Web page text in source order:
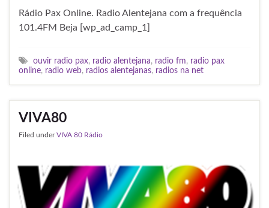
Rádio Pax Online. Radio Alentejana com a frequência
101.4FM Beja [wp_ad_camp_1]
ouvir radio pax, radio alentejana, radio fm, radio pax
online, radio web, radios alentejanas, radios na net
VIVA80
Filed underVIVA 80 Rádio